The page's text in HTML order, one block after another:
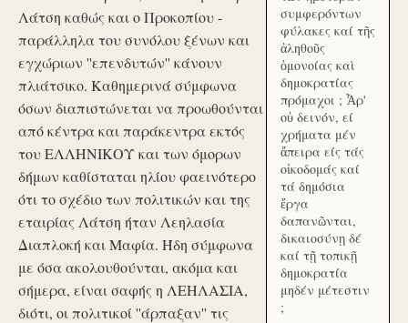
Λάτση καθώς και ο Προκοπίου -
παράλληλα του συνόλου ξένων και
εγχώριων ''επενδυτών'' κάνουν
πλιάτσικο. Καθημερινά σύμφωνα
όσων διαπιστώνεται να προωθούνται
από κέντρα και παράκεντρα εκτός
του ΕΛΛΗΝΙΚΟΥ και των όμορων
δήμων καθίσταται ηλίου φαεινότερο
ότι το σχέδιο των πολιτικών και της
εταιρίας Λάτση ήταν Λεηλασία
Διαπλοκή και Μαφία. Ήδη σύμφωνα
με όσα ακολουθούνται, ακόμα και
σήμερα, είναι σαφής η ΛΕΗΛΑΣΙΑ,
διότι, οι πολιτικοί ''άρπαξαν'' τις
συμφερόντων
φύλακες καί τῆς
ἀληθοῦς
ὁμονοίας καὶ
δημοκρατίας
πρόμαχοι ; Ἆρ'
οὐ δεινόν, εί
χρήματα μέν
ἄπειρα είς τάς
οἰκοδομάς καί
τά δημόσια
ἔργα
δαπανῶνται,
δικαιοσύνῃ δέ
καί τῇ τοπικῇ
δημοκρατία
μηδέν μέτεστιν
;